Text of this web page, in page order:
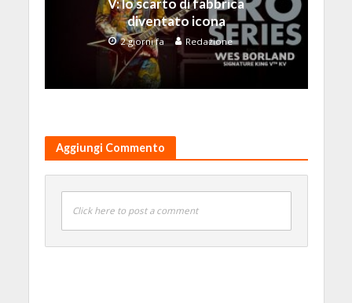
V: lo scarto di fabbrica
diventato icona
2 giorni fa Redazione
Aggiungi Commento
Click here to post a comment